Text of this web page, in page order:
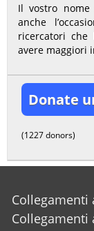
Il vostro nome
anche
ricercatori che
avere maggiori
Donate
(1227 donors)